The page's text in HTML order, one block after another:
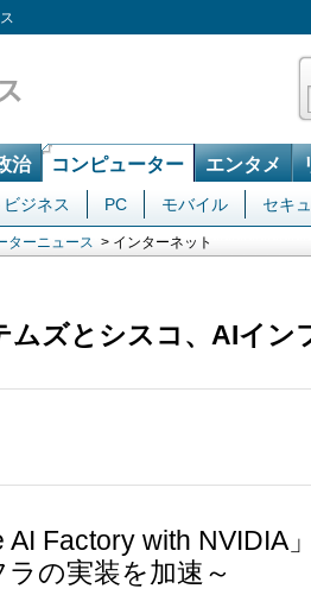
治 コンピューター エンタメ
ジネス PC モバイル セキ
ターニュース > インターネット
ムズとシスコ、AIイン
AI Factory with NVIDIA
の実装を加速～